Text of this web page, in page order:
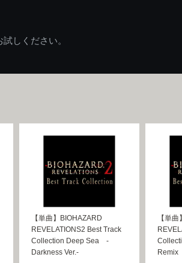
しください。
【単曲】BIOHAZARD
REVELATIONS2 Best Track
Collection Deep Sea -
Darkness Ver.-
【単
Remix